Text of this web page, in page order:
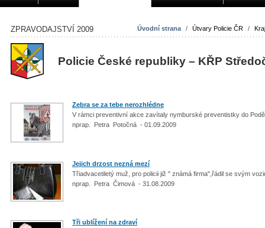
Úvodní strana / Útvary Policie ČR /
ZPRAVODAJSTVÍ 2009
Policie České republiky – KŘP
Zebra se za tebe nerozhlédne
V rámci preventivní akce zavítaly nymburské preventistky do
nprap. Petra Potočná - 01.09.2009
Jejich drzost nezná mezí
Třiadvacetiletý muž, pro policii již " známá firma",řádil se svým
nprap. Petra Čimová - 31.08.2009
Tři ublížení na zdraví